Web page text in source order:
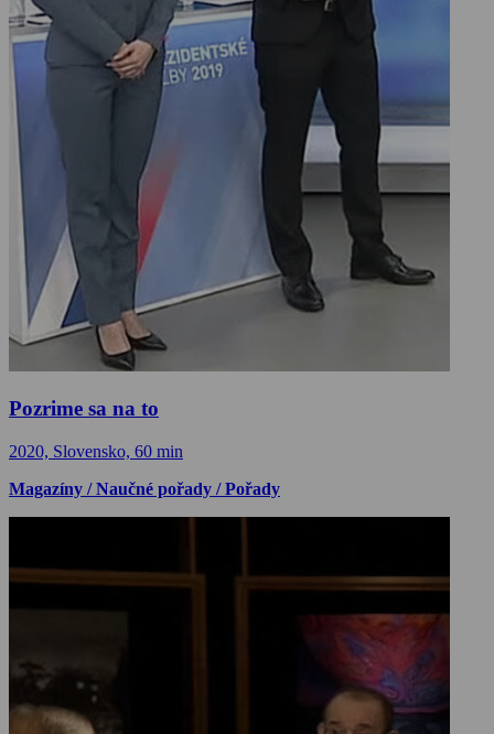
Pozrime sa na to
2020, Slovensko, 60 min
Magazíny / Naučné pořady / Pořady